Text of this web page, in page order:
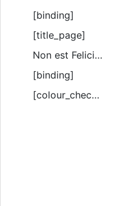
[binding]
[title_page]
Non est Felicitas, quando vivere datur, ...
[binding]
[colour_checker]